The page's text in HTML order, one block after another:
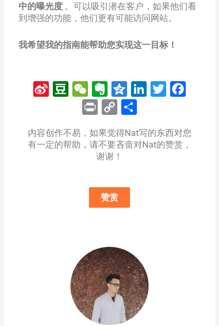
中的曝光度。可以吸引潜在客户，如果他们看
到增强的功能，他们更有可能访问网站。
我希望我的指南能帮助您实现这一目标！
Sina
Weibo
Douban
WeChat
Evernote
Qzone
LinkedIn
Twitter
PrintCopy
内容创作不易，如果觉得Nat写的东西对您
有一定的帮助，请不要吝啬对Nat的赞赏，
谢谢！
赞赏